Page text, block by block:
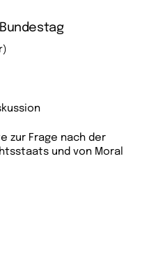
zur Frage nach der
und von Moral